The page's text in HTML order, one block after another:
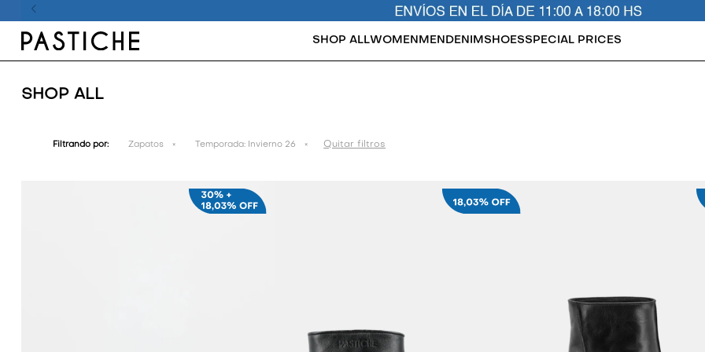
SHOP ALLWOMENMEN DENIMSHOESSPECIAL PRICES
SHOP ALL
Filtrando por: Zapatos Temporada: Invierno 26 Quitar filtros